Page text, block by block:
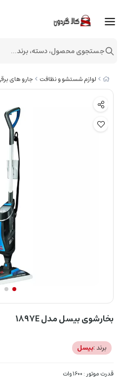
لوازم شستشو و نظافت جارو های
بخارشوی بیسل مدل ۱۸۹۷E
برند :بیسل
قدرت موتور : 1600 وات
جستجوی محصول، دسته، برند...